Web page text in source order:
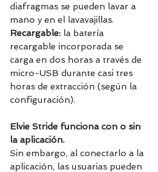
diafragmas se pueden lavar a
mano y en el lavavajillas.
Recargable: la batería
recargable incorporada se
carga en dos horas a través de
micro-USB durante casi tres
horas de extracción (según la
configuración).
Elvie Stride funciona con o sin
la aplicación.
Sin embargo, al conectarlo a la
aplicación, las usuarias pueden